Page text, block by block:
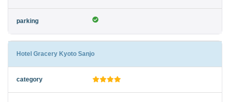
Hotel Gracery Kyoto Sanjo